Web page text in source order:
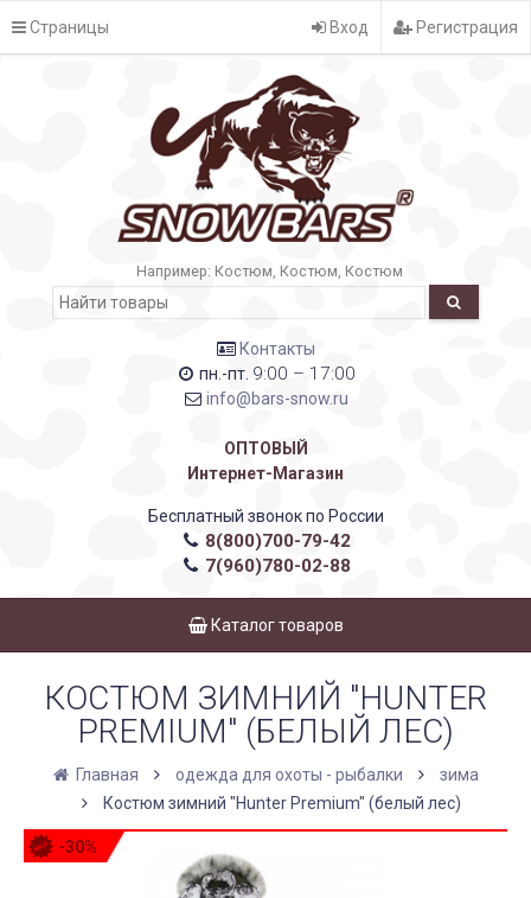
Страницы Вход Регистрация
Например: Костюм Костюм Костюм
Контакты
пн.-пт. 9:00 – 17:00
info@bars-snow.ru
ОПТОВЫЙ
Интернет-Магазин
Бесплатный звонок по России
8(800)700-79-42
7(960)780-02-88
Каталог товаров
КОСТЮМ ЗИМНИЙ "HUNTER
PREMIUM" (БЕЛЫЙ ЛЕС)
Главная одежда для охоты - рыбалки
зима
Костюм зимний "Hunter Premium" (белый лес)
-30%